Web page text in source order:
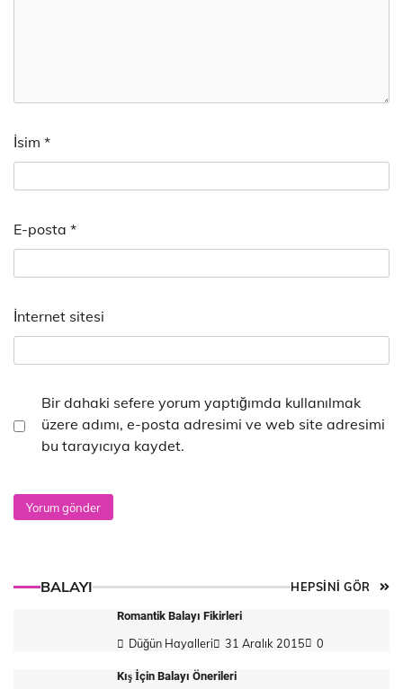
İsim *
E-posta *
İnternet sitesi
Bir dahaki sefere yorum yaptığımda kullanılmak
üzere adımı, e-posta adresimi ve web site adresimi
bu tarayıcıya kaydet.
BALAYI HEPSİNİ GÖR
Romantik Balayı Fikirleri
Düğün Hayalleri 31 Aralık 2015 0
Kış İçin Balayı Önerileri